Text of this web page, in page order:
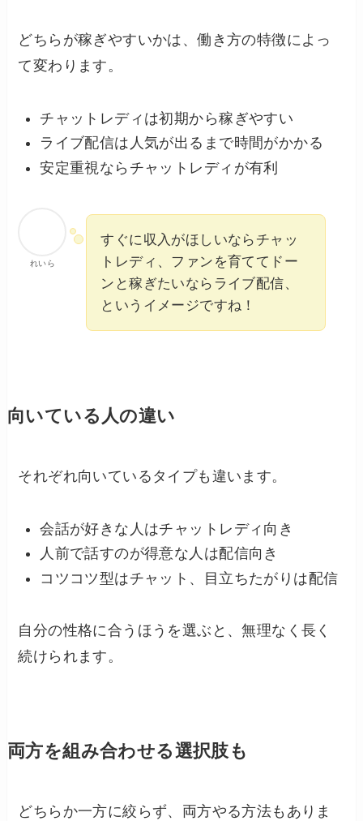
どちらが稼ぎやすいかは、働き方の特徴によっ
て変わります。
チャットレディは初期から稼ぎやすい
ライブ配信は人気が出るまで時間がかかる
安定重視ならチャットレディが有利
れいら
すぐに収入がほしいならチャッ
トレディ、ファンを育ててドー
ンと稼ぎたいならライブ配信、
というイメージですね！
向いている人の違い
それぞれ向いているタイプも違います。
会話が好きな人はチャットレディ向き
人前で話すのが得意な人は配信向き
コツコツ型はチャット、目立ちたがりは配信
自分の性格に合うほうを選ぶと、無理なく長く
続けられます。
両方を組み合わせる選択肢も
どちらか一方に絞らず、両方やる方法もありま